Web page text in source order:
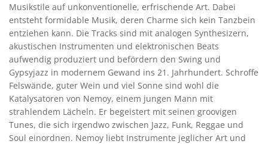
Musikstile auf unkonventionelle, erfrischende Art. Dabei
entsteht formidable Musik, deren Charme sich kein Tanzbein
entziehen kann. Die Tracks sind mit analogen Synthesizern,
akustischen Instrumenten und elektronischen Beats
aufwendig produziert und befördern den Swing und
Gypsyjazz in modernem Gewand ins 21. Jahrhundert. Schroffe
Felswände, guter Wein und viel Sonne sind wohl die
Katalysatoren von Nemoy, einem jungen Mann mit
strahlendem Lächeln. Er begeistert mit seinen groovigen
Tunes, die sich irgendwo zwischen Jazz, Funk, Reggae und
Soul einordnen. Nemoy liebt Instrumente jeglicher Art und